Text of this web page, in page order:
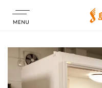
店舗情報